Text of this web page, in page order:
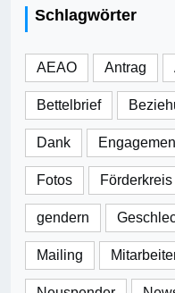
Schlagwörter
AEAO Antrag
Bettelbrief
Dank
Fotos Förderkreis
gendern
Mailing